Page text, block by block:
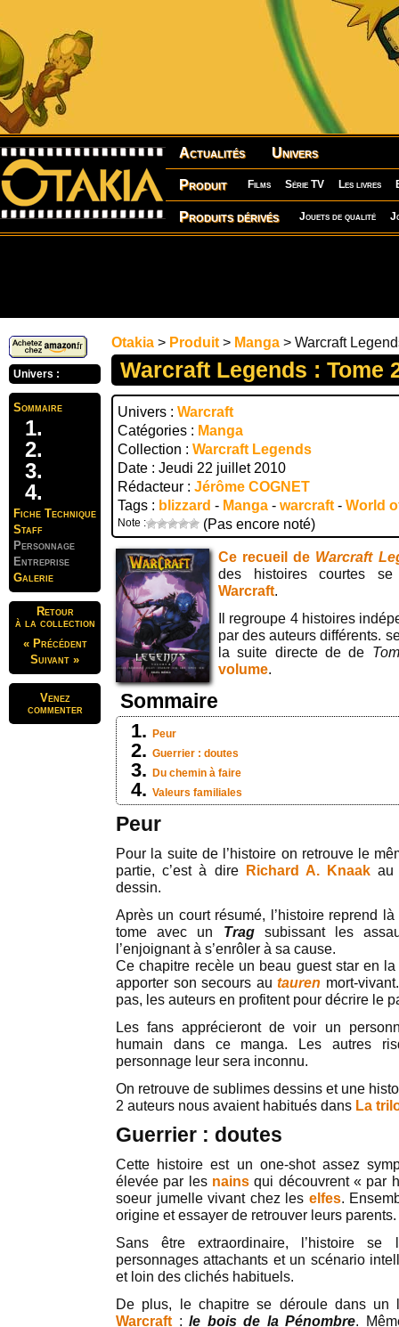
Actualités Univers
Produit Films Série TV Les livres
Produits dérivés Jouets de qualité
Univers :
Sommaire
Fiche Technique
Staff
Personnage
Entreprise
Galerie
Retour
à la collection
« Précédent
Suivant »
Venez
commenter
Otakia > Produit > Manga > Warcraft
Warcraft Legends : Tome
Univers : Warcraft
Catégories : Manga
Collection : Warcraft Legends
Date : Jeudi 22 juillet 2010
Rédacteur : Jérôme COGNET
Tags : blizzard - Manga - warcraft - World
Note : (Pas encore noté)
Ce recueil de Warcraft
des histoires courtes
Warcraft.
Il regroupe 4 histoires
par des auteurs différents.
la suite directe de de
volume.
Sommaire
Peur
Guerrier : doutes
Du chemin à faire
Valeurs familiales
Peur
Pour la suite de l’histoire on retrouve le
partie, c’est à dire
Richard A. Knaak au
dessin.
Après un court résumé, l’histoire reprend
tome avec un Tragsubissant les
l’enjoignant à s’enrôler à sa cause.
Ce chapitre recèle un beau guest star en
apporter son secours autauren mort-
pas, les auteurs en profitent pour décrire le
Les fans apprécieront de voir un
humain dans ce manga. Les autres
personnage leur sera inconnu.
On retrouve de sublimes dessins et une
2 auteurs nous avaient habitués dans La
Guerrier : doutes
Cette histoire est un one-shot assez
élevée par les nains qui découvrent « par
soeur jumelle vivant chez les elfes.
origine et essayer de retrouver leurs parents.
Sans être extraordinaire, l’histoire
personnages attachants et un scénario
et loin des clichés habituels.
De plus, le chapitre se déroule dans
Warcraft :le bois de la Pénombre.